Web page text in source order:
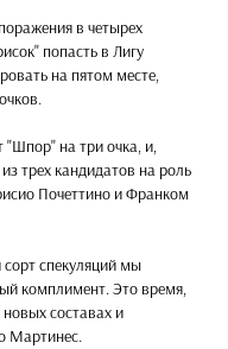
в четырех
попасть в Лигу
на пятом месте,
на три очка, и,
трех кандидатов на роль
Почеттино и Франком
спекуляций мы
комплимент. Это время,
составах и
Мартинес.